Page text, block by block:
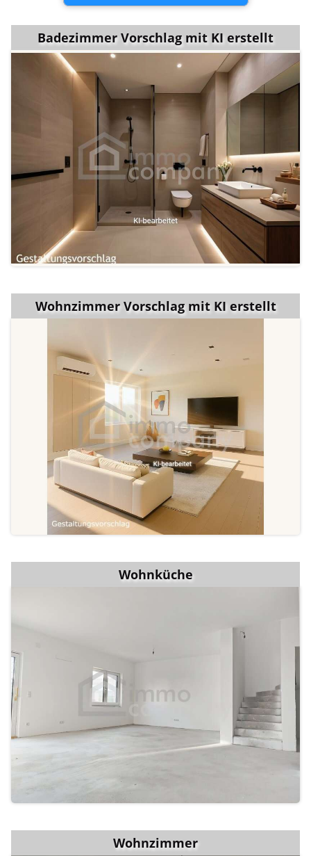
Badezimmer Vorschlag mit KI erstellt
Wohnzimmer Vorschlag mit KI erstellt
Wohnküche
Wohnzimmer